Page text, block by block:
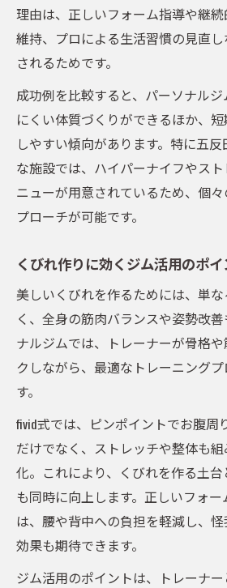
パーソナルジムで続けや
忙しくても続けられる工
くびれ作りに役立つ続け方
効率的なくびれ作りを目指し
パーソナルジム推奨の食
お腹痩せに効果的な食事
fivid式ダイエットで意識
くびれを作るための食生
理由は、正しいフォーム指導や継
維持、プロによる生活習慣の見直
されるためです。
成功例を比較すると、パーソナル
にくい体質づくりができるほか、
しやすい傾向があります。特に五
な施設では、ハイパーナイフやス
ニューが用意されているため、個
プローチが可能です。
くびれ作りに効くジム活用のポイ
美しいくびれを作るためには、単
く、全身の筋肉バランスや姿勢改
ナルジムでは、トレーナーが骨格
クしながら、最適なトレーニング
す。
fivid式では、ピンポイントでお腹周
だけでなく、ストレッチや整体も
化。これにより、くびれを作る土
も同時に向上します。正しいフォ
は、腰や背中への負担を軽減し、
効果も期待できます。
ジム活用のポイントは、トレーナ